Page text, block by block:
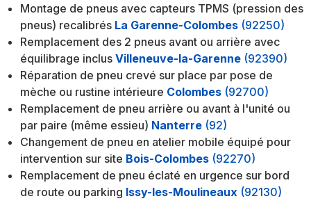
Montage de pneus avec capteurs TPMS (pression des
pneus) recalibrés La Garenne-Colombes (92250)
Remplacement des 2 pneus avant ou arrière avec
équilibrage inclus Villeneuve-la-Garenne (92390)
Réparation de pneu crevé sur place par pose de
mèche ou rustine intérieure Colombes (92700)
Remplacement de pneu arrière ou avant à l'unité ou
par paire (même essieu) Nanterre (92)
Changement de pneu en atelier mobile équipé pour
intervention sur site Bois-Colombes (92270)
Remplacement de pneu éclaté en urgence sur bord
de route ou parking Issy-les-Moulineaux (92130)